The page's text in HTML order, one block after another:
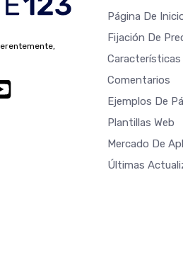
Página De
Fijación De
Características
Comentarios
Ejemplos De
Plantillas Web
Mercado De
Últimas